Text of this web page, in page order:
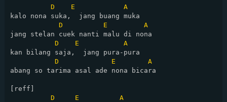
D E
A
kalo nona suka,  jang buang muka
D
E
A
jang stelan cuek nanti malu di nona
D
E
A
kan bilang saja,  jang pura-pura
D
E
A
abang so tarima asal ade nona bicara
[reff]
D
E
A